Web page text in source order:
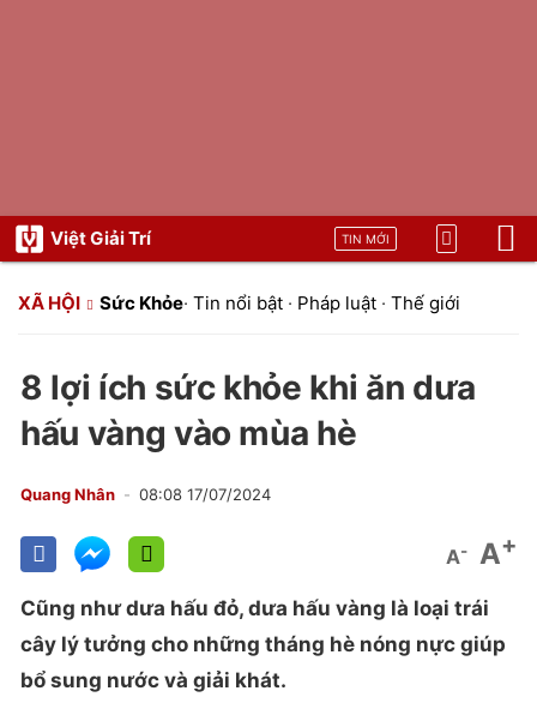
Việt Giải Trí TIN MỚI
XÃ HỘI Sức Khỏe· Tin nổi bật · Pháp luật · Thế giới
8 lợi ích sức khỏe khi ăn dưa
hấu vàng vào mùa hè
Quang Nhân 08:08 17/07/2024
A- A+
Cũng như dưa hấu đỏ, dưa hấu vàng là loại trái
cây lý tưởng cho những tháng hè nóng nực giúp
bổ sung nước và giải khát.